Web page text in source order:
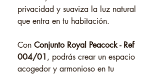
privacidad y suaviza la luz natural
que entra en tu habitación.
Con Conjunto Royal Peacock - Ref
004/01 , podrás crear un espacio
acogedor y armonioso en tu